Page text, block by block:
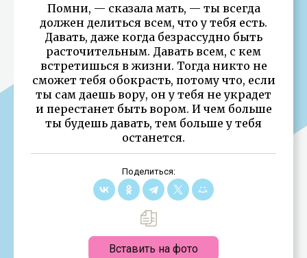
Помни, — сказала мать, — ты всегда
должен делиться всем, что у тебя есть.
Давать, даже когда безрассудно быть
расточительным. Давать всем, с кем
встретишься в жизни. Тогда никто не
сможет тебя обокрасть, потому что, если
ты сам даешь вору, он у тебя не украдет
и перестанет быть вором. И чем больше
ты будешь давать, тем больше у тебя
останется.
Поделиться:
Вставить на фото